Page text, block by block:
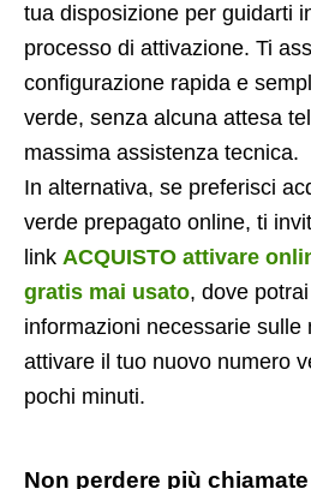
tua disposizione per guidarti
processo di attivazione. Ti
configurazione rapida e
verde, senza alcuna attesa
massima assistenza tecnica.
In alternativa, se preferisci
verde prepagato online, ti
link ACQUISTO attivare
gratis mai usato, dove
informazioni necessarie sulle
attivare il tuo nuovo numero
pochi minuti.
Non perdere più